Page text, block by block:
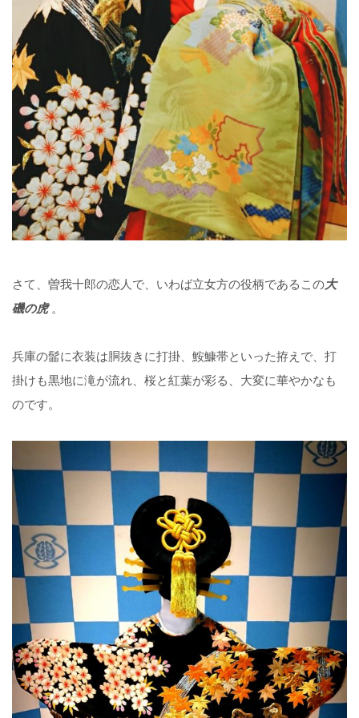
さて、曽我十郎の恋人で、いわば立女方の役柄であるこの大
磯の虎 。
兵庫の髷に衣装は胴抜きに打掛、鮟鱇帯といった拵えで、打
掛けも黒地に滝が流れ、桜と紅葉が彩る、大変に華やかなも
のです。